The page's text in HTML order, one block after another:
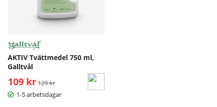
AKTIV Tvättmedel 750 ml,
Galltvål
109 kr Ordinarie pris:
129 kr
1-5 arbetsdagar